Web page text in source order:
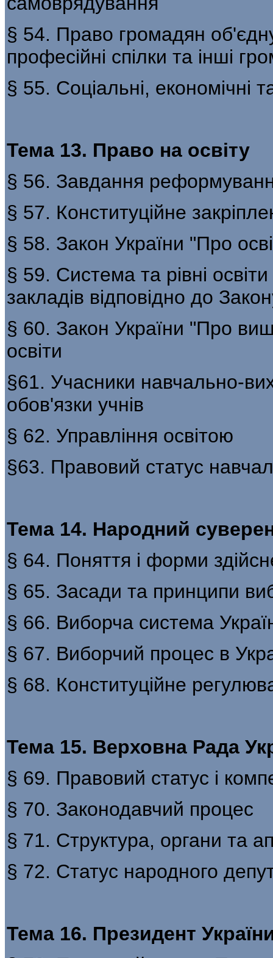
§ 54. Право громадян
професійні спілки та інші
§ 55. Соціальні, економічні
Тема 13. Право на освіту
§ 56. Завдання
§ 57. Конституційне
§ 58. Закон України "Про
§ 59. Система та рівні
закладів відповідно до
§ 60. Закон України "Про
освіти
§61. Учасники навчально-
обов'язки учнів
§ 62. Управління освітою
§63. Правовий статус
Тема 14. Народний
§ 64. Поняття і форми
§ 65. Засади та принципи
§ 66. Виборча система
§ 67. Виборчий процес в
§ 68. Конституційне
Тема 15. Верховна Рада
§ 69. Правовий статус і
§ 70. Законодавчий процес
§ 71. Структура, органи та
§ 72. Статус народного
Тема 16. Президент